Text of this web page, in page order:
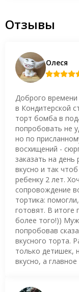
Отзывы
Олеся
Доброго времени
в Кондитерской
торт бомба в
попробовать не
но по
восхищений -
заказать на
вкусно и так
ребенку 2 лет.
сопровождение
тортика:
готовят. В итоге
более того!))
попробовав
вкусного торта.
только детишек,
вкусно, а